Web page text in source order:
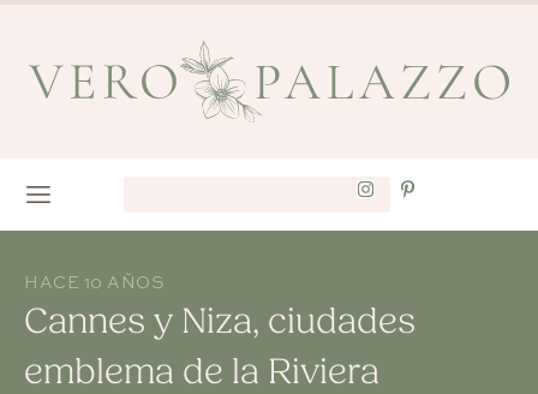
HACE 10 AÑOS
Cannes y Niza, ciudades
emblema de la Riviera